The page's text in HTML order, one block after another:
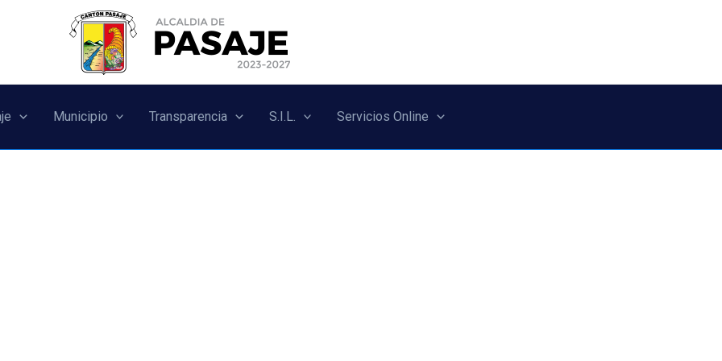
Municipio Transparencia S.I.L. Servicios Online